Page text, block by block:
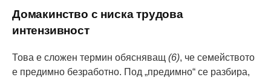
Домакинство с ниска трудова
интензивност
Това е сложен термин обясняващ (6), че семейството
е предимно безработно. Под „предимно“ се разбира,